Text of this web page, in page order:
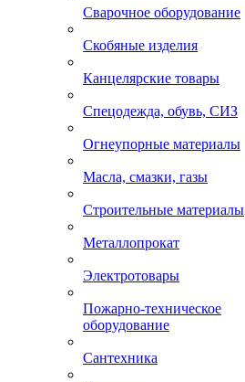
Сварочное оборудование
Скобяные изделия
Канцелярские товары
Спецодежда, обувь, СИЗ
Огнеупорные материалы
Масла, смазки, газы
Строительные материалы
Металлопрокат
Электротовары
Пожарно-техническое
оборудование
Сантехника